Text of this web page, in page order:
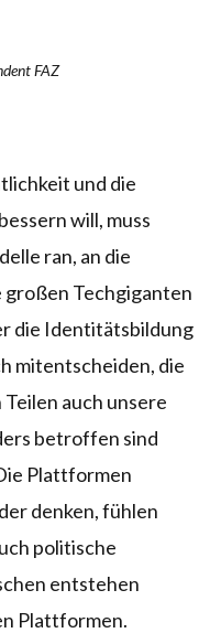
FAZ
und die
will, muss
ran, an die
großen Techgiganten
die Identitätsbildung
mitentscheiden, die
auch unsere
betroffen sind
Plattformen
denken, fühlen
politische
entstehen
Plattformen.